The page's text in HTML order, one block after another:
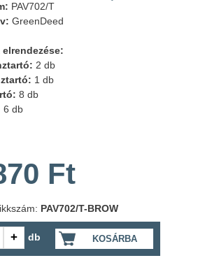
PAV702/T
GreenDeed
elrendezése:
2 db
1 db
8 db
6 db
Ft
PAV702/T-BROW
KOSÁRBA
db